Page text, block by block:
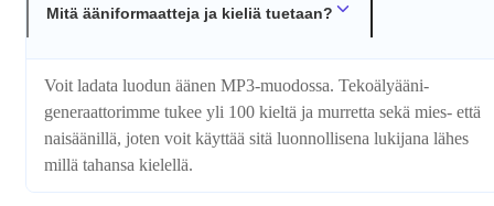
Mitä ääniformaatteja ja kieliä tuetaan?
Voit ladata luodun äänen MP3-muodossa. Tekoälyääni­
generaattorimme tukee yli 100 kieltä ja murretta sekä mies- että
naisäänillä, joten voit käyttää sitä luonnollisena lukijana lähes
millä tahansa kielellä.